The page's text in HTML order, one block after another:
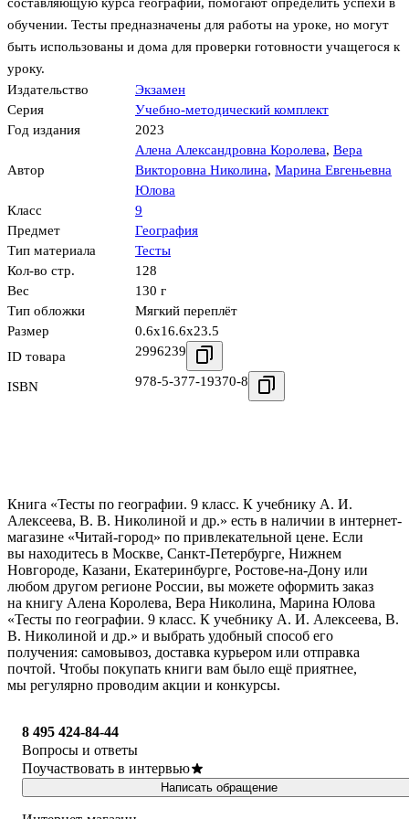
составляющую курса географии, помогают определить успехи в
обучении. Тесты предназначены для работы на уроке, но могут
быть использованы и дома для проверки готовности учащегося к
уроку.
Издательство
Экзамен
Серия
Учебно-методический комплект
Год издания
2023
Автор
Алена Александровна Королева, Вера
Викторовна Николина, Марина Евгеньевна
Юлова
Класс
9
Предмет
География
Тип материала
Тесты
Кол-во стр.
128
Вес
130 г
Тип обложки
Мягкий переплёт
Размер
0.6x16.6x23.5
ID товара
2996239
ISBN 978-5-377-19370-8
Книга «Тесты по географии. 9 класс. К учебнику А. И.
Алексеева, В. В. Николиной и др.» есть в наличии в интернет-
магазине «Читай-город» по привлекательной цене. Если
вы находитесь в Москве, Санкт-Петербурге, Нижнем
Новгороде, Казани, Екатеринбурге, Ростове-на-Дону или
любом другом регионе России, вы можете оформить заказ
на книгу Алена Королева, Вера Николина, Марина Юлова
«Тесты по географии. 9 класс. К учебнику А. И. Алексеева, В.
В. Николиной и др.» и выбрать удобный способ его
получения: самовывоз, доставка курьером или отправка
почтой. Чтобы покупать книги вам было ещё приятнее,
мы регулярно проводим акции и конкурсы.
8 495 424-84-44
Вопросы и ответы
Поучаствовать в интервью
Написать обращение